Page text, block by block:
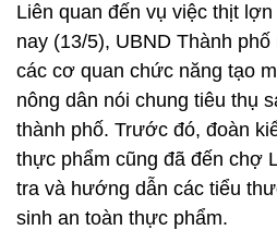
Liên quan đến vụ việc thịt
nay (13/5), UBND Thành
các cơ quan chức năng tạo
nông dân nói chung tiêu thụ
thành phố. Trước đó, đoàn
thực phẩm cũng đã đến chợ
tra và hướng dẫn các tiểu
sinh an toàn thực phẩm.